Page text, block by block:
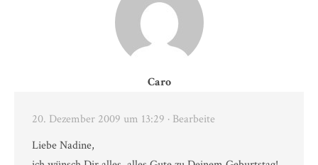
Caro
20. Dezember 2009 um 13:29 · Bearbeite
Liebe Nadine,